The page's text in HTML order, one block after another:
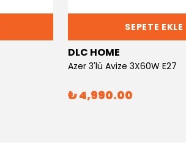
SEPETE EKLE
DLC HOME
Azer 3'lü Avize 3X60W E27
₺ 4,990.00